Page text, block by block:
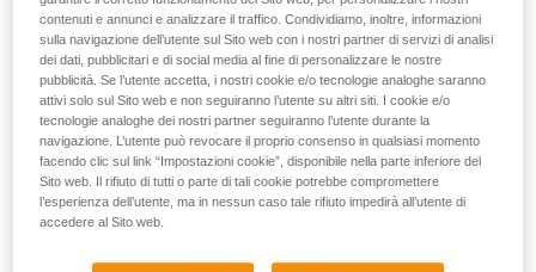
contenuti e annunci e analizzare il traffico. Condividiamo, inoltre, informazioni
sulla navigazione dell’utente sul Sito web con i nostri partner di servizi di analisi
dei dati, pubblicitari e di social media al fine di personalizzare le nostre
pubblicità. Se l’utente accetta, i nostri cookie e/o tecnologie analoghe saranno
attivi solo sul Sito web e non seguiranno l’utente su altri siti. I cookie e/o
tecnologie analoghe dei nostri partner seguiranno l’utente durante la
navigazione. L’utente può revocare il proprio consenso in qualsiasi momento
facendo clic sul link “Impostazioni cookie”, disponibile nella parte inferiore del
Sito web. Il rifiuto di tutti o parte di tali cookie potrebbe compromettere
l’esperienza dell’utente, ma in nessun caso tale rifiuto impedirà all’utente di
accedere al Sito web.